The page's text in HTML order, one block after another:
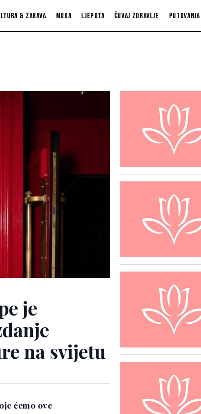
& zabava Moda Ljepota Čuvaj zdravlje Putovanja
je
na svijetu
ćemo ove